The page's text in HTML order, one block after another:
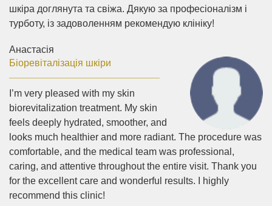
шкіра доглянута та свіжа. Дякую за професіоналізм і
турботу, із задоволенням рекомендую клініку!
Анастасія
Біоревіталізація шкіри
I’m very pleased with my skin
biorevitalization treatment. My skin
feels deeply hydrated, smoother, and
looks much healthier and more radiant. The procedure was
comfortable, and the medical team was professional,
caring, and attentive throughout the entire visit. Thank you
for the excellent care and wonderful results. I highly
recommend this clinic!